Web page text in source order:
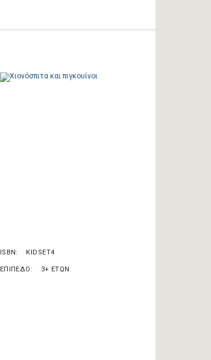
ISBN KIDSET4
ΕΠΙΠΕΔΟ 3+ ΕΤΩΝ